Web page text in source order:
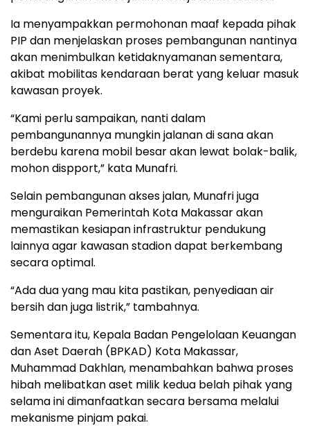
Ia menyampakkan permohonan maaf kepada pihak
PIP dan menjelaskan proses pembangunan nantinya
akan menimbulkan ketidaknyamanan sementara,
akibat mobilitas kendaraan berat yang keluar masuk
kawasan proyek.
“Kami perlu sampaikan, nanti dalam
pembangunannya mungkin jalanan di sana akan
berdebu karena mobil besar akan lewat bolak-balik,
mohon dispport,” kata Munafri.
Selain pembangunan akses jalan, Munafri juga
menguraikan Pemerintah Kota Makassar akan
memastikan kesiapan infrastruktur pendukung
lainnya agar kawasan stadion dapat berkembang
secara optimal.
“Ada dua yang mau kita pastikan, penyediaan air
bersih dan juga listrik,” tambahnya.
Sementara itu, Kepala Badan Pengelolaan Keuangan
dan Aset Daerah (BPKAD) Kota Makassar,
Muhammad Dakhlan, menambahkan bahwa proses
hibah melibatkan aset milik kedua belah pihak yang
selama ini dimanfaatkan secara bersama melalui
mekanisme pinjam pakai.